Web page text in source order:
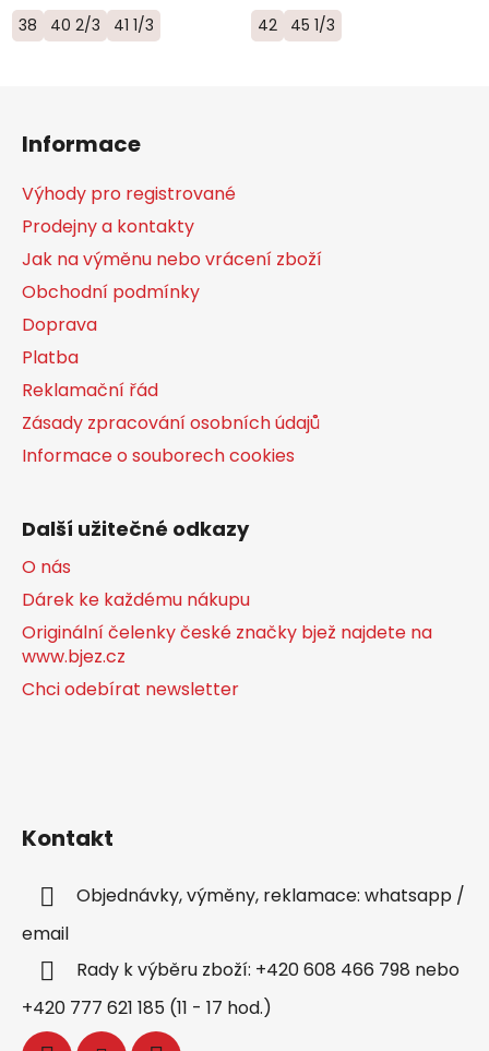
38 40 2/3 41 1/3 42 45 1/3
Informace
Výhody pro registrované
Prodejny a kontakty
Jak na výměnu nebo vrácení zboží
Obchodní podmínky
Doprava
Platba
Reklamační řád
Zásady zpracování osobních údajů
Informace o souborech cookies
Další užitečné odkazy
O nás
Dárek ke každému nákupu
Originální čelenky české značky bjež najdete na
www.bjez.cz
Chci odebírat newsletter
Kontakt
Objednávky, výměny, reklamace: whatsapp /
email
Rady k výběru zboží: +420 608 466 798 nebo
+420 777 621 185 (11 - 17 hod.)